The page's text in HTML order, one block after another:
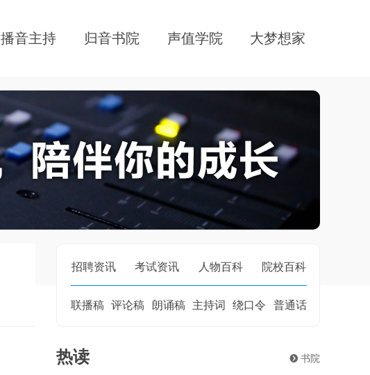
播音主持 归音书院 声值学院 大梦想家
招聘资讯 考试资讯 人物百科 院校百科
联播稿 评论稿 朗诵稿 主持词 绕口令 普通话
热读 뀹 书院